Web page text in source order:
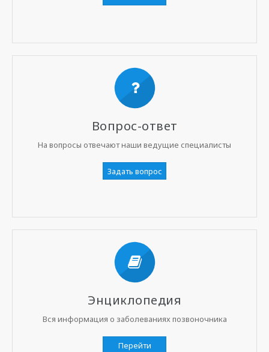
Вопрос-ответ
На вопросы отвечают наши ведущие специалисты
Задать вопрос
Энциклопедия
Вся информация о заболеваниях позвоночника
Перейти